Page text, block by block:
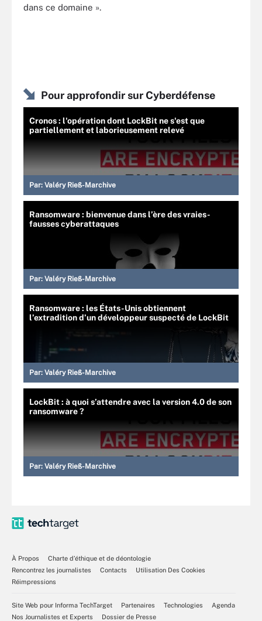
dans ce domaine ».
Pour approfondir sur Cyberdéfense
Cronos : l'opération dont LockBit ne s'est que
partiellement et laborieusement relevé
Par: Valéry Rieß-Marchive
Ransomware : bienvenue dans l’ère des vraies-
fausses cyberattaques
Par: Valéry Rieß-Marchive
Ransomware : les États-Unis obtiennent
l’extradition d’un développeur suspecté de LockBit
Par: Valéry Rieß-Marchive
LockBit : à quoi s’attendre avec la version 4.0 de son
ransomware ?
Par: Valéry Rieß-Marchive
À Propos
Charte d’éthique et de déontologie
Rencontrez les journalistes
Contacts
Utilisation Des Cookies
Réimpressions
Site Web pour Informa TechTarget Partenaires Technologies
Agenda
Nos Journalistes et Experts
Dossier de Presse